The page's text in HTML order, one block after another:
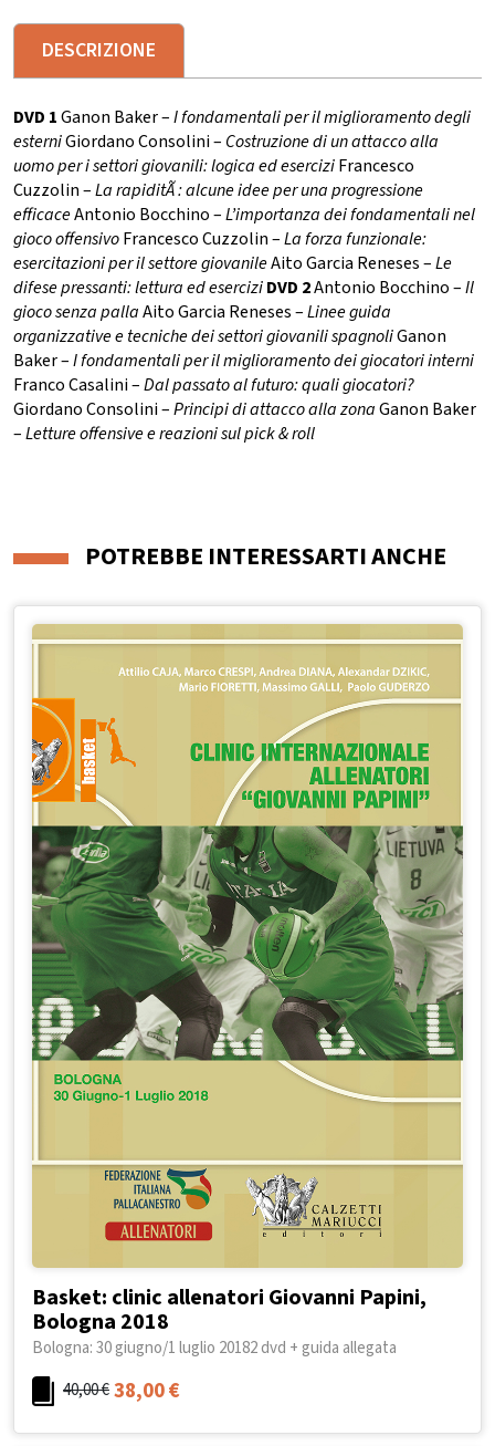
DESCRIZIONE
DVD 1Ganon Baker –I fondamentali per il miglioramento degli
esterniGiordano Consolini – Costruzione di un attacco alla
uomo per i settori giovanili: logica ed eserciziFrancesco
Cuzzolin –La rapiditÃ : alcune idee per una progressione
efficaceAntonio Bocchino –L’importanza dei fondamentali nel
gioco offensivoFrancesco Cuzzolin –La forza funzionale:
esercitazioni per il settore giovanileAito Garcia Reneses –Le
difese pressanti: lettura ed eserciziDVD 2Antonio Bocchino –Il
gioco senza pallaAito Garcia Reneses –Linee guida
organizzative e tecniche dei settori giovanili spagnoliGanon
Baker –I fondamentali per il miglioramento dei giocatori interni
Franco Casalini –Dal passato al futuro: quali giocatori?
Giordano Consolini –Principi di attacco alla zonaGanon Baker
–Letture offensive e reazioni sul pick & roll
POTREBBE INTERESSARTI ANCHE
Basket: clinic allenatori Giovanni Papini,
Bologna 2018
Bologna: 30 giugno/1 luglio 20182 dvd + guida allegata
40,00€38,00€